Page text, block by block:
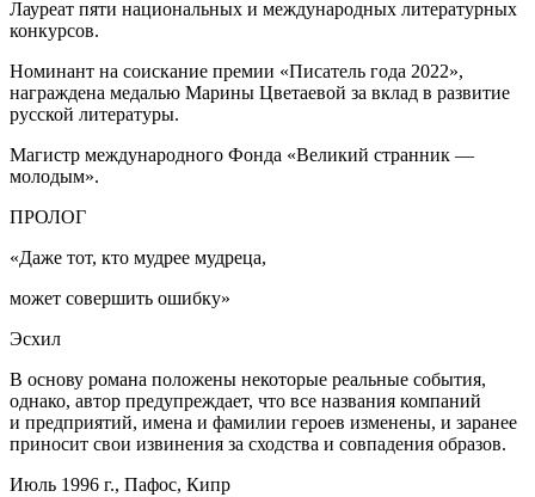
Лауреат пяти национальных и международных литературных
конкурсов.
Номинант на соискание премии «Писатель года 2022»,
награждена медалью Марины Цветаевой за вклад в развитие
русской литературы.
Магистр международного Фонда «Великий странник —
молодым».
ПРОЛОГ
«Даже тот, кто мудрее мудреца,
может совершить ошибку»
Эсхил
В основу романа положены некоторые реальные события,
однако, автор предупреждает, что все названия компаний
и предприятий, имена и фамилии героев изменены, и заранее
приносит свои извинения за сходства и совпадения образов.
Июль 1996 г., Пафос, Кипр